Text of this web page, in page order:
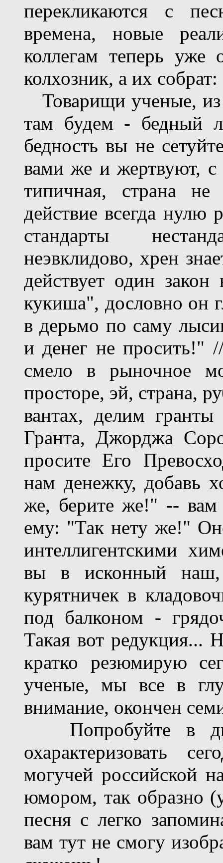
перекликаются с
времена, новые
коллегам теперь уже
колхозник, а их собрат:
Товарищи ученые, из
там будем - бедный
бедность вы не
вами же и жертвуют, с
типичная, страна
действие всегда нулю
стандарты
неэвклидово, хрен
действует один
кукиша", дословно он
в дерьмо по саму
и денег не просить!"
смело в рыночное
просторе, эй, страна,
вантах, делим
Гранта, Джорджа
просите Его
нам денежку, добавь
же, берите же!" -- вам
ему: "Так нету же!"
интеллигентскими
вы в исконный наш,
курятничек в
под балконом -
Такая вот редукция...
кратко резюмирую
ученые, мы все в
внимание, окончен
Попробуйте в
охарактеризовать
могучей российской
юмором, так образно
песня с легко
вам тут не смогу